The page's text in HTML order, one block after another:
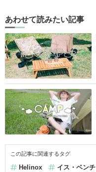
あわせて読みたい記事
この記事に関連するタグ
Helinox イス・ベンチ